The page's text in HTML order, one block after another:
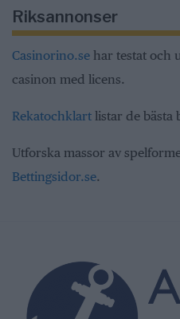
Riksannonser
Casinorino.se har testat och
casinon med licens.
Rekatochklart listar de bästa
Utforska massor av
Bettingsidor.se.